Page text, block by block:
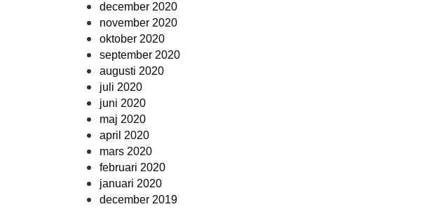
december 2020
november 2020
oktober 2020
september 2020
augusti 2020
juli 2020
juni 2020
maj 2020
april 2020
mars 2020
februari 2020
januari 2020
december 2019